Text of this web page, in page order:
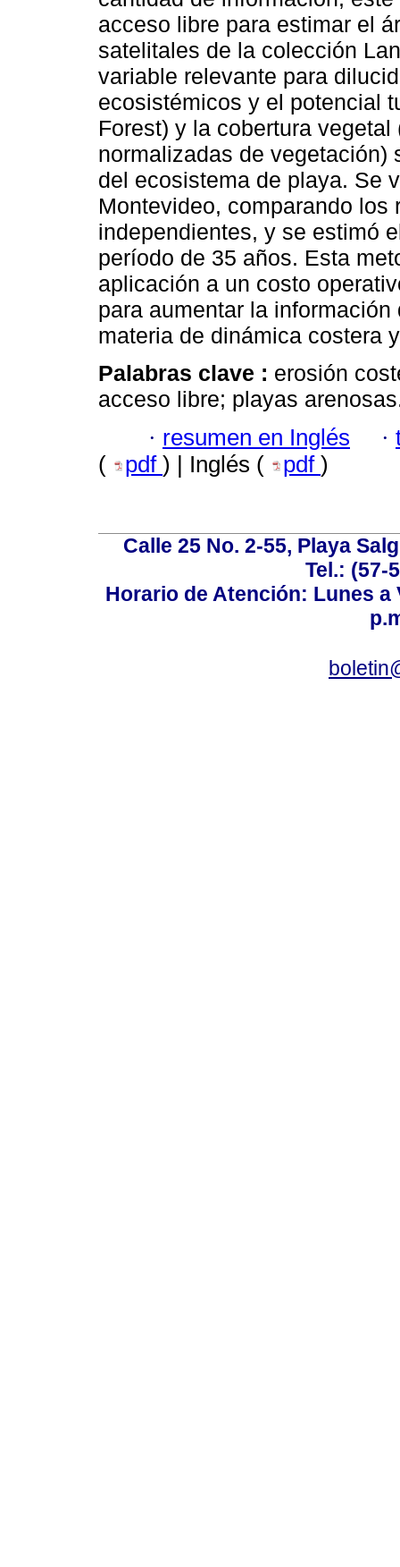
acceso libre para estimar el
satelitales de la colección
variable relevante para
ecosistémicos y el potencial
Forest) y la cobertura
normalizadas de vegetación)
del ecosistema de playa. Se
Montevideo, comparando los
independientes, y se estimó
período de 35 años. Esta
aplicación a un costo
para aumentar la
materia de dinámica costera
Palabras clave : erosión
acceso libre; playas
· resumen en Inglés ·
(
pdf ) | Inglés ( pdf )
Calle 25 No. 2-55, Playa
Tel.: (57-
Horario de Atención: Lunes a